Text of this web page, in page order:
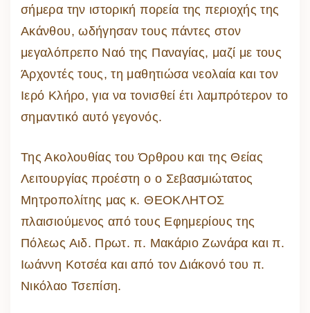
σήμερα την ιστορική πορεία της περιοχής της
Ακάνθου, ωδήγησαν τους πάντες στον
μεγαλόπρεπο Ναό της Παναγίας, μαζί με τους
Άρχοντές τους, τη μαθητιώσα νεολαία και τον
Ιερό Κλήρο, για να τονισθεί έτι λαμπρότερον το
σημαντικό αυτό γεγονός.
Της Ακολουθίας του Όρθρου και της Θείας
Λειτουργίας προέστη ο ο Σεβασμιώτατος
Μητροπολίτης μας κ. ΘΕΟΚΛΗΤΟΣ
πλαισιούμενος από τους Εφημερίους της
Πόλεως Αιδ. Πρωτ. π. Μακάριο Ζωνάρα και π.
Ιωάννη Κοτσέα και από τον Διάκονό του π.
Νικόλαο Τσεπίση.